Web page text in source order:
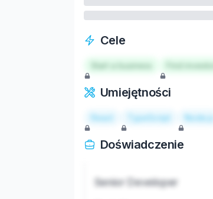
Cele
Start a business
Umiejętności
React TypeScript Node.js
Doświadczenie
Senior Developer